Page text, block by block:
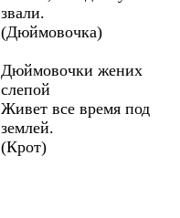
звали.
(Дюймовочка)
Дюймовочки жених
слепой
Живет все время под
землей.
(Крот)